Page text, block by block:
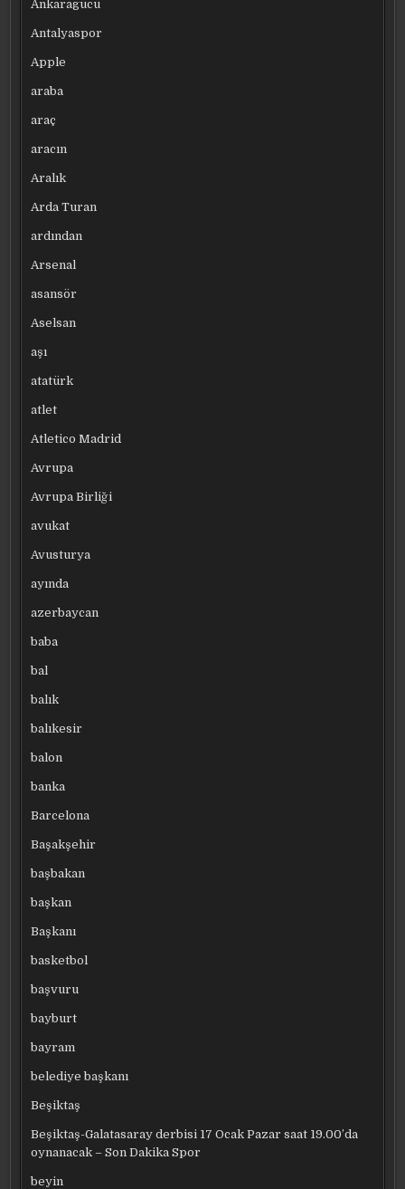
Ankaragücü
Antalyaspor
Apple
araba
araç
aracın
Aralık
Arda Turan
ardından
Arsenal
asansör
Aselsan
aşı
atatürk
atlet
Atletico Madrid
Avrupa
Avrupa Birliği
avukat
Avusturya
ayında
azerbaycan
baba
bal
balık
balıkesir
balon
banka
Barcelona
Başakşehir
başbakan
başkan
Başkanı
basketbol
başvuru
bayburt
bayram
belediye başkanı
Beşiktaş
Beşiktaş-Galatasaray derbisi 17 Ocak Pazar saat 19.00’da
oynanacak – Son Dakika Spor
beyin